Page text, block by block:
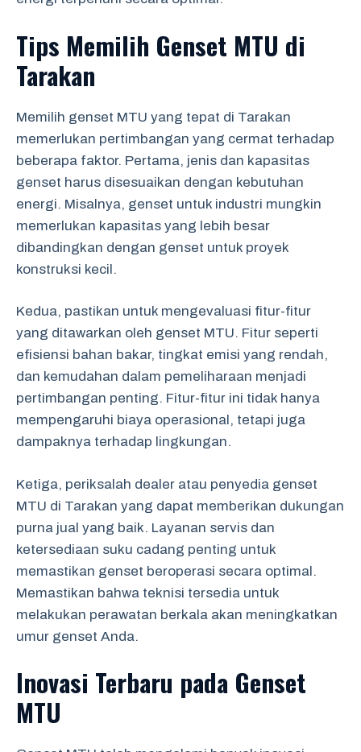
Tips Memilih Genset MTU di
Tarakan
Memilih genset MTU yang tepat di Tarakan
memerlukan pertimbangan yang cermat terhadap
beberapa faktor. Pertama, jenis dan kapasitas
genset harus disesuaikan dengan kebutuhan
energi. Misalnya, genset untuk industri mungkin
memerlukan kapasitas yang lebih besar
dibandingkan dengan genset untuk proyek
konstruksi kecil.
Kedua, pastikan untuk mengevaluasi fitur-fitur
yang ditawarkan oleh genset MTU. Fitur seperti
efisiensi bahan bakar, tingkat emisi yang rendah,
dan kemudahan dalam pemeliharaan menjadi
pertimbangan penting. Fitur-fitur ini tidak hanya
mempengaruhi biaya operasional, tetapi juga
dampaknya terhadap lingkungan.
Ketiga, periksalah dealer atau penyedia genset
MTU di Tarakan yang dapat memberikan dukungan
purna jual yang baik. Layanan servis dan
ketersediaan suku cadang penting untuk
memastikan genset beroperasi secara optimal.
Memastikan bahwa teknisi tersedia untuk
melakukan perawatan berkala akan meningkatkan
umur genset Anda.
Inovasi Terbaru pada Genset
MTU